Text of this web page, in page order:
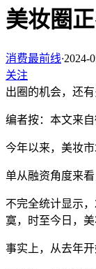
美妆圈
消费最前线·2024-
关注
出圈的机会，还有
编者按：本文来
今年以来，美妆市
单从融资角度来
不完全统计显示
寞，时至今日，
事实上，从去年